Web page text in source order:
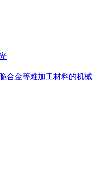
合金等难加工材料的机械